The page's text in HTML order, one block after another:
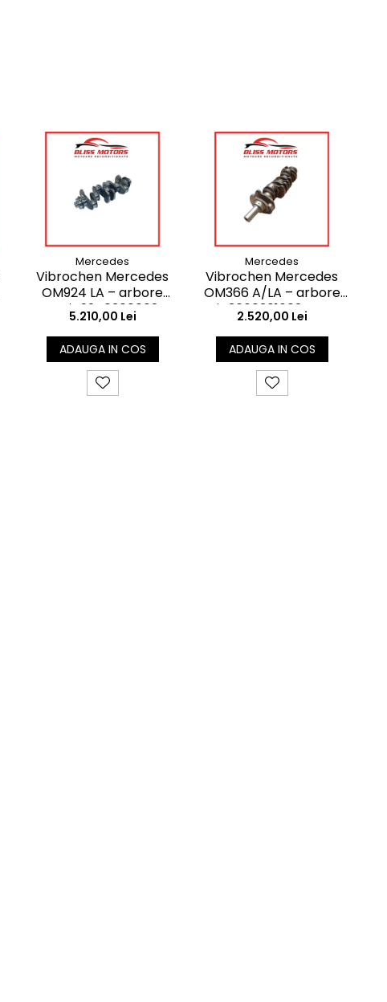
Mercedes
Vibrochen Mercedes
OM924 LA – arbore
cotit 9240300002
pentru Mercedes Atego
/ Axor
5.210,00 Lei
ADAUGA IN COS
Mercedes
Vibrochen Mercedes
OM366 A/LA – arbore
cotit 3660301602 pentru
camioane și autobuze
2.520,00 Lei
ADAUGA IN COS